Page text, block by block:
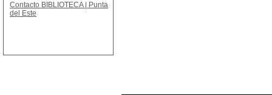
Contacto BIBLIOTECA | Punta
del Este